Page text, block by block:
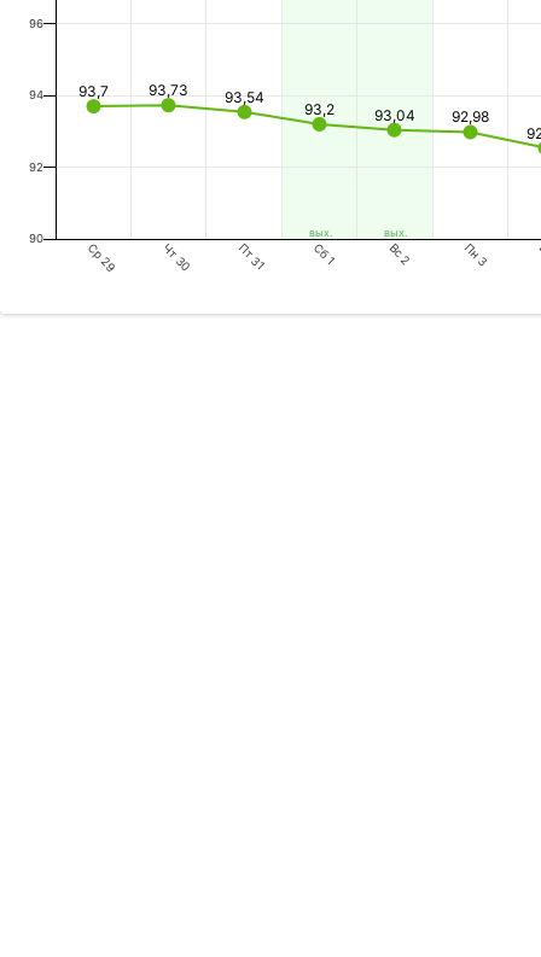
вых. вых.
93,7 93,73 93,54
93,2 93,04
92,98
Ср 29 Чт 30 Пт 31 Сб 1 Вс 2 Пн 3
90
92
94
96